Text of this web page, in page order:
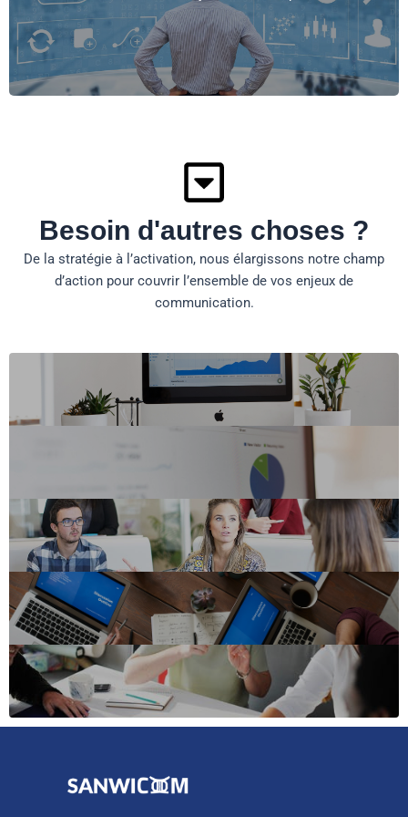
Mesurer pour ajuster et maximiser l’impact.
Besoin d'autres choses ?
De la stratégie à l’activation, nous élargissons notre champ
d’action pour couvrir l’ensemble de vos enjeux de
communication.